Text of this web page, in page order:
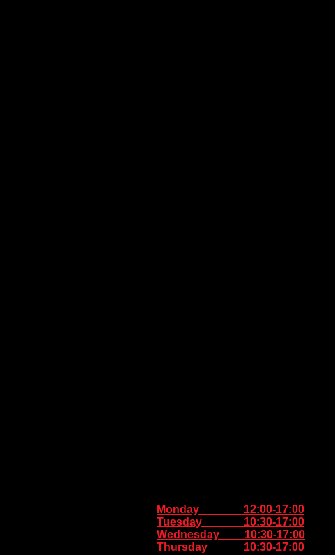
Monday 12:00-17:00
Tuesday 10:30-17:00
Wednesday 10:30-17:00
Thursday 10:30-17:00